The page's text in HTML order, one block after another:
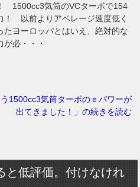
1500cc3気筒のVCターボで154
！ 以前よりアベレージ速度低く
たヨーロッパとはいえ、絶対的な
が必・・・
1500cc3気筒ターボのｅパワーが
出てきました！」の続きを読む
と低評価。付けなけれ